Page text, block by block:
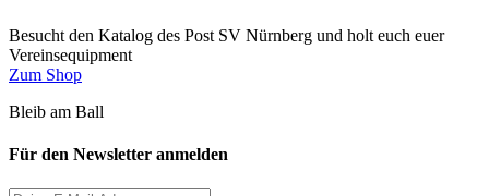
Besucht den Katalog des Post SV Nürnberg und holt euch euer
Vereinsequipment
Zum Shop
Bleib am Ball
Für den Newsletter anmelden